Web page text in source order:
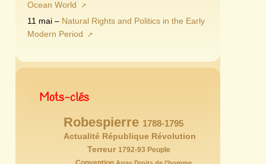
Ocean World
11 mai – Natural Rights and Politics in the Early
Modern Period
Mots-clés
Robespierre
146/146 1788-1795
77/146
Actualité
72/146 République
65/146
Révolution
Terreur
59/146 1792-93
54/146 Peuple
52/146